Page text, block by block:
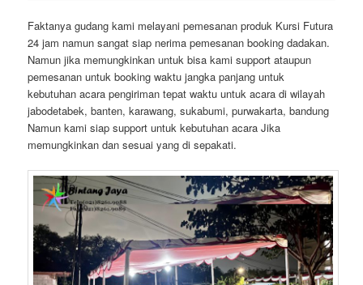
Faktanya gudang kami melayani pemesanan produk Kursi Futura
24 jam namun sangat siap nerima pemesanan booking dadakan.
Namun jika memungkinkan untuk bisa kami support ataupun
pemesanan untuk booking waktu jangka panjang untuk
kebutuhan acara pengiriman tepat waktu untuk acara di wilayah
jabodetabek, banten, karawang, sukabumi, purwakarta, bandung
Namun kami siap support untuk kebutuhan acara Jika
memungkinkan dan sesuai yang di sepakati.